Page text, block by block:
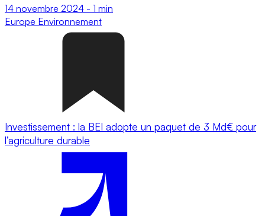
14 novembre 2024 - 1 min
Europe Environnement
Investissement : la BEI adopte un paquet de 3 Md€ pour
l’agriculture durable